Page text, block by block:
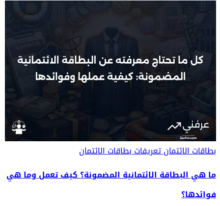
بطاقات الائتمانتعريفات بطاقات الائتمان
ما هي البطاقة الائتمانية المضمونة؟ كيف تعمل وما هي
فوائدها؟